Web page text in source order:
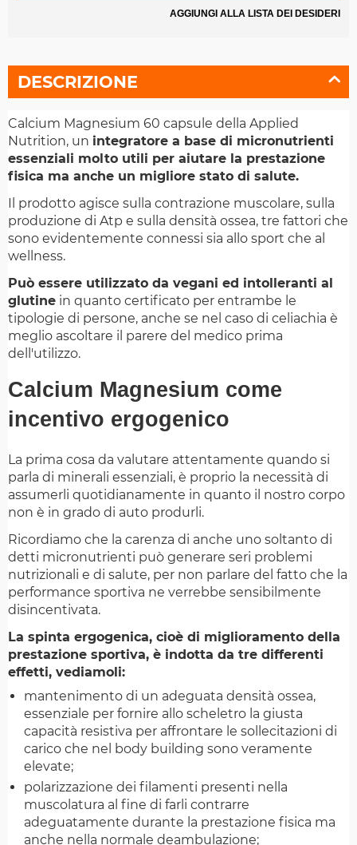
AGGIUNGI ALLA LISTA DEI DESIDERI
DESCRIZIONE
Calcium Magnesium 60 capsule della Applied
Nutrition, un integratore a base di micronutrienti
essenziali molto utili per aiutare la prestazione
fisica ma anche un migliore stato di salute.
Il prodotto agisce sulla contrazione muscolare, sulla
produzione di Atp e sulla densità ossea, tre fattori che
sono evidentemente connessi sia allo sport che al
wellness.
Può essere utilizzato da vegani ed intolleranti al
glutine in quanto certificato per entrambe le
tipologie di persone, anche se nel caso di celiachia è
meglio ascoltare il parere del medico prima
dell'utilizzo.
Calcium Magnesium come
incentivo ergogenico
La prima cosa da valutare attentamente quando si
parla di minerali essenziali, è proprio la necessità di
assumerli quotidianamente in quanto il nostro corpo
non è in grado di auto produrli.
Ricordiamo che la carenza di anche uno soltanto di
detti micronutrienti può generare seri problemi
nutrizionali e di salute, per non parlare del fatto che la
performance sportiva ne verrebbe sensibilmente
disincentivata.
La spinta ergogenica, cioè di miglioramento della
prestazione sportiva, è indotta da tre differenti
effetti, vediamoli:
mantenimento di un adeguata densità ossea,
essenziale per fornire allo scheletro la giusta
capacità resistiva per affrontare le sollecitazioni di
carico che nel body building sono veramente
elevate;
polarizzazione dei filamenti presenti nella
muscolatura al fine di farli contrarre
adeguatamente durante la prestazione fisica ma
anche nella normale deambulazione;